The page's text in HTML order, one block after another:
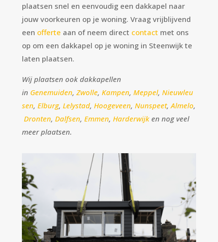
plaatsen snel en eenvoudig een dakkapel naar
jouw voorkeuren op je woning. Vraag vrijblijvend
een offerte aan of neem direct contact met ons
op om een dakkapel op je woning in Steenwijk te
laten plaatsen.
Wij plaatsen ook dakkapellen
in Genemuiden, Zwolle, Kampen, Meppel, Nieuwleu
sen, Elburg, Lelystad, Hoogeveen, Nunspeet, Almelo,
Dronten, Dalfsen, Emmen, Harderwijk en nog veel
meer plaatsen.